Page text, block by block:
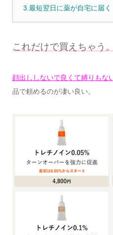
3.最短翌日に薬が自宅に届く
これだけで買えちゃう。
顔出ししないで良くて縛りもな
品で頼めるのが凄い良い。